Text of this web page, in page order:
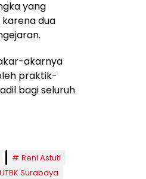
yang
dua
akarnya
praktik-
bagi seluruh
Reni Astuti
UTBK Surabaya